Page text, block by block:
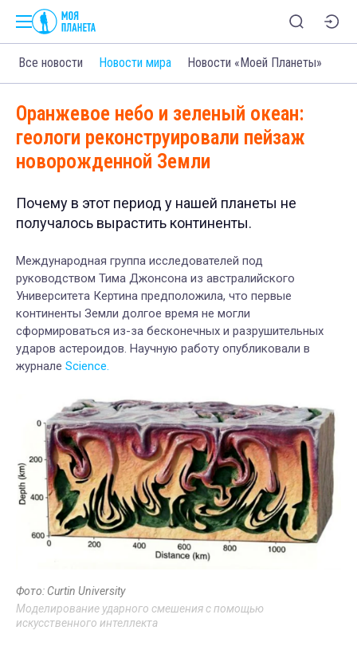
Все новости Новости мира Новости «Моей Планеты»
Оранжевое небо и зеленый океан:
геологи реконструировали пейзаж
новорожденной Земли
Почему в этот период у нашей планеты не
получалось вырастить континенты.
Международная группа исследователей под
руководством Тима Джонсона из австралийского
Университета Кертина предположила, что первые
континенты Земли долгое время не могли
сформироваться из-за бесконечных и разрушительных
ударов астероидов. Научную работу опубликовали в
журнале Science.
Фото: Curtin University
Моделирование ударного смешения с помощью
искусственного интеллекта